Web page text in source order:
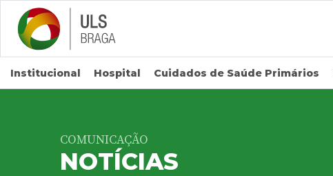
Saltar para conteúdo principal
Institucional Hospital Cuidados de Saúde Primários
COMUNICAÇÃO
NOTÍCIAS